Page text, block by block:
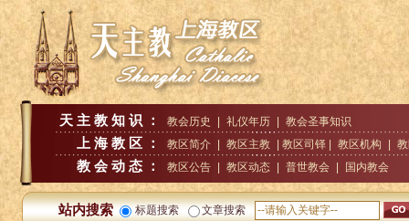
天主教知识： 教会历史 礼仪年历 教会圣事知识
上海教区： 教区简介 教区主教 | 教区司铎 | 教区机构
教会动态： 教区公告 教区动态 普世教会 国内教会
站内搜索 标题搜索 文章搜索